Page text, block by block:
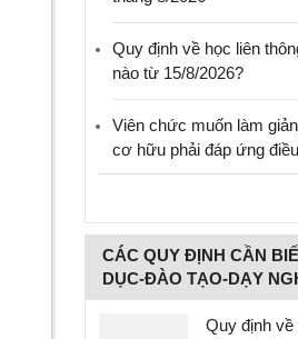
Quy định về học liên
nào từ 15/8/2026?
Viên chức muốn làm
cơ hữu phải đáp ứng
CÁC QUY ĐỊNH CẦN
DỤC-ĐÀO TẠO-DẠY
Quy định